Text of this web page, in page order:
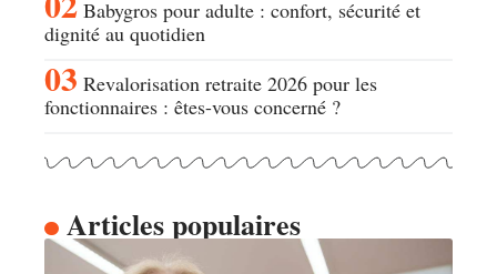
Babygros pour adulte : confort, sécurité et
dignité au quotidien
Revalorisation retraite 2026 pour les
fonctionnaires : êtes-vous concerné ?
Articles populaires